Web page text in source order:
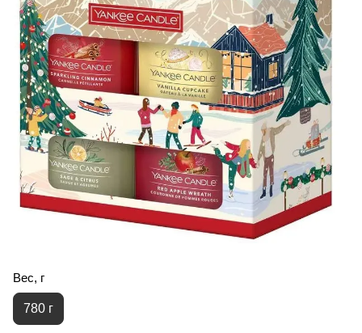
Вес, г
780 г